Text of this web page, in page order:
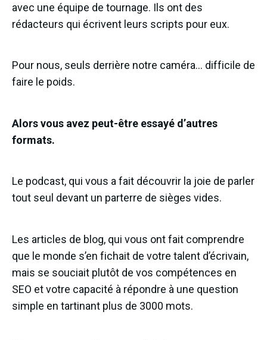
avec une équipe de tournage. Ils ont des
rédacteurs qui écrivent leurs scripts pour eux.
Pour nous, seuls derrière notre caméra… difficile de
faire le poids.
Alors vous avez peut-être essayé d’autres
formats.
Le podcast, qui vous a fait découvrir la joie de parler
tout seul devant un parterre de sièges vides.
Les articles de blog, qui vous ont fait comprendre
que le monde s’en fichait de votre talent d’écrivain,
mais se souciait plutôt de vos compétences en
SEO et votre capacité à répondre à une question
simple en tartinant plus de 3000 mots.